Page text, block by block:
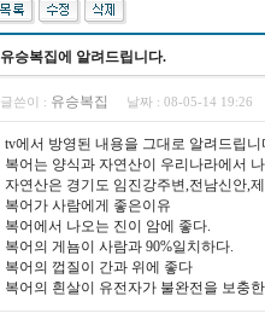
유승복집에 알려드립니다.
글쓴이 : 유승복집 날짜 : 08-05-14 19:26
tv에서 방영된 내용을 그대로 알려드립니
복어는 양식과 자연산이 우리나라에서
자연산은 경기도 임진강주변,전남신안,
복어가 사람에게 좋은이유
복어에서 나오는 진이 암에 좋다.
복어의 게뇸이 사람과 90%일치하다.
복어의 껍질이 간과 위에 좋다
복어의 흰살이 유전자가 불완전을 보충